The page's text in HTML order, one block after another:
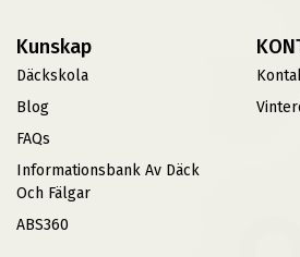
Kunskap
Däckskola
Blog
FAQs
Informationsbank Av Däck
Och Fälgar
ABS360